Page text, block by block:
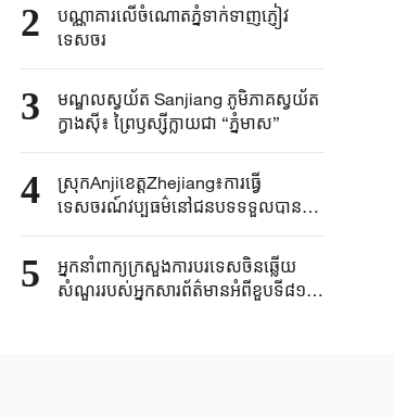
2
បណ្ណាគារលើចំណោតភ្នំទាក់ទាញភ្ញៀវ
ទេសចរ
3
មណ្ឌលស្វយ័ត Sanjiang ភូមិភាគស្វយ័ត
ក្វាងស៊ី៖ ព្រៃឫស្ស៊ីក្លាយជា “ភ្នំមាស”
4
ស្រុកAnjiខេត្តZhejiang៖ការធ្វើ
ទេសចរណ៍វប្បធម៌នៅជនបទទទួលបានការ
ពេញនិយមក្នុងរដូវក្តៅ
5
អ្នកនាំពាក្យ​ក្រសួងការបរទេស​ចិនឆ្លើយ
សំណួរ​របស់​អ្នកសារព័ត៌មាន​អំពីខួប​ទី៨១នៃ​